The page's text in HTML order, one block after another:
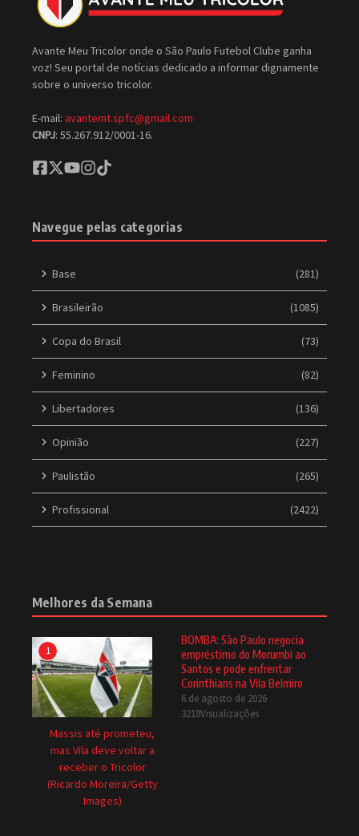
Avante Meu Tricolor onde o São Paulo Futebol Clube ganha
voz! Seu portal de notícias dedicado a informar dignamente
sobre o universo tricolor.
E-mail: avantemt.spfc@gmail.com
CNPJ: 55.267.912/0001-16.
Navegue pelas categorias
Base (281)
Brasileirão (1085)
Copa do Brasil (73)
Feminino (82)
Libertadores (136)
Opinião (227)
Paulistão (265)
Profissional (2422)
Melhores da Semana
1
Massis até prometeu,
mas Vila deve voltar a
receber o Tricolor
(Ricardo Moreira/Getty
Images)
BOMBA: São Paulo negocia
empréstimo do Morumbi ao
Santos e pode enfrentar
Corinthians na Vila Belmiro
6 de agosto de 2026
3218Visualizações